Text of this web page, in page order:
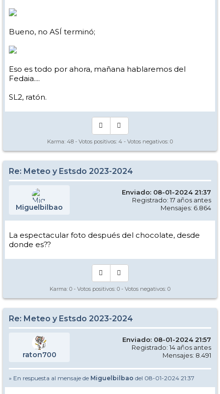
Bueno, no ASÍ terminó;
Eso es todo por ahora, mañana hablaremos del
Fedaia....
SL2, ratón.
Karma: 48 - Votos positivos: 4 - Votos negativos: 0
Re: Meteo y Estsdo 2023-2024
Miguelbilbao
Enviado: 08-01-2024 21:37
Registrado: 17 años antes
Mensajes: 6.864
La espectacular foto después del chocolate, desde
donde es??
Karma: 0 - Votos positivos: 0 - Votos negativos: 0
Re: Meteo y Estsdo 2023-2024
raton700
Enviado: 08-01-2024 21:57
Registrado: 14 años antes
Mensajes: 8.491
» En respuesta al mensaje de Miguelbilbao del 08-01-2024 21:37